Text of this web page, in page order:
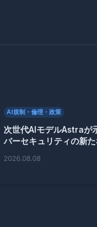
AI規制・倫理・政策
次世代AIモデルAstraが
バーセキュリティの新
2026.08.08